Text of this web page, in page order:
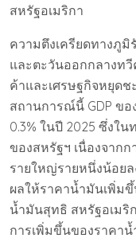
สหรัฐอเมริกา
ความตึงเครียดทางภูมิ
และตะวันออกกลางท
ค้าและเศรษฐกิจหยุด
สถานการณ์นี้ GDP ขอ
0.3% ในปี 2025 ซึ่งใ
ของสหรัฐฯ เนื่องจาก
รายใหญ่รายหนึ่งน้อย
ผลให้ราคาน้ำมันเพิ่ม
น้ำมันสุทธิ สหรัฐอเมริ
การเพิ่มขึ้นของราคา